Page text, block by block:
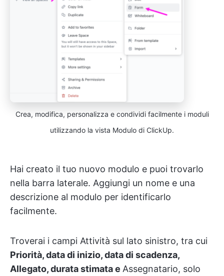
Crea, modifica, personalizza e condividi facilmente i moduli
utilizzando la vista Modulo di ClickUp.
Hai creato il tuo nuovo modulo e puoi trovarlo
nella barra laterale. Aggiungi un nome e una
descrizione al modulo per identificarlo
facilmente.
Troverai i campi Attività sul lato sinistro, tra cui
Priorità, data di inizio, data di scadenza,
Allegato, durata stimata e Assegnatario, solo